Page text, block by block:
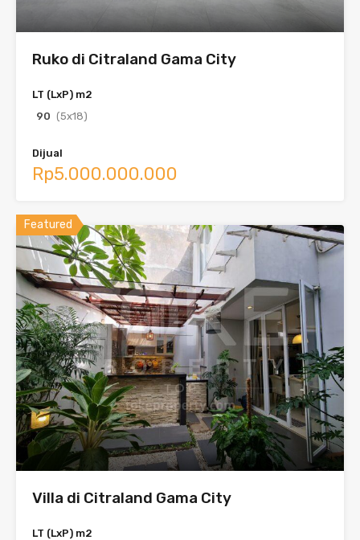
Ruko di Citraland Gama City
LT (LxP) m2
90 (5x18)
Dijual
Rp5.000.000.000
Featured
Villa di Citraland Gama City
LT (LxP) m2